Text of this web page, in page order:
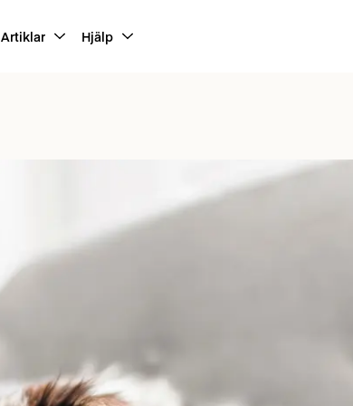
Artiklar Hjälp